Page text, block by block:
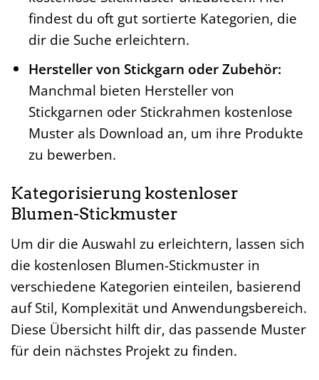
findest du oft gut sortierte Kategorien, die
dir die Suche erleichtern.
Hersteller von Stickgarn oder Zubehör:
Manchmal bieten Hersteller von
Stickgarnen oder Stickrahmen kostenlose
Muster als Download an, um ihre Produkte
zu bewerben.
Kategorisierung kostenloser
Blumen-Stickmuster
Um dir die Auswahl zu erleichtern, lassen sich
die kostenlosen Blumen-Stickmuster in
verschiedene Kategorien einteilen, basierend
auf Stil, Komplexität und Anwendungsbereich.
Diese Übersicht hilft dir, das passende Muster
für dein nächstes Projekt zu finden.